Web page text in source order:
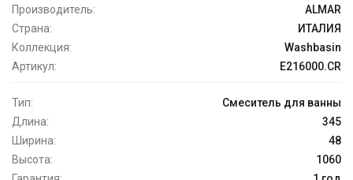
Производитель:
ALMAR
Страна:
ИТАЛИЯ
Коллекция:
Washbasin
Артикул:
E216000.CR
Тип:
Смеситель для ванны
Длина:
345
Ширина:
48
Высота:
1060